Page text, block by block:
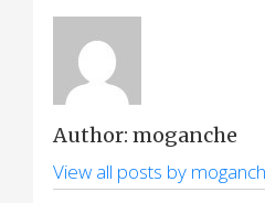
Author: moganche
View all posts by